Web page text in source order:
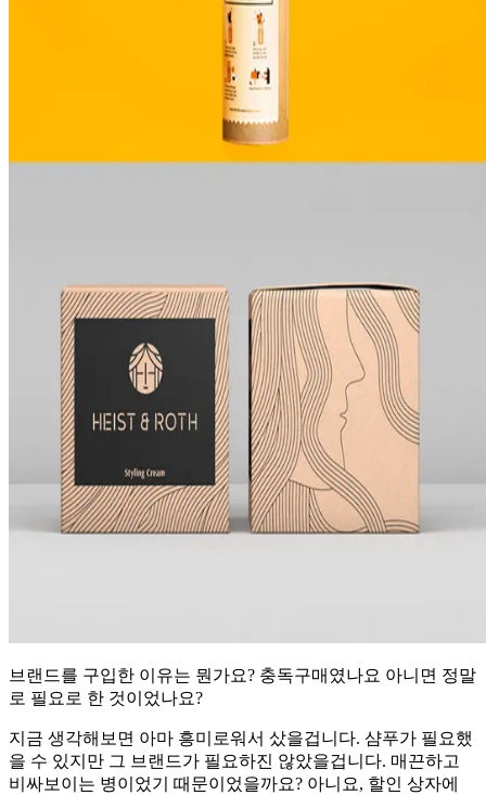
브랜드를 구입한 이유는 뭔가요? 충독구매였나요 아니면 정말
로 필요로 한 것이었나요?
지금 생각해보면 아마 흥미로워서 샀을겁니다. 샴푸가 필요했
을 수 있지만 그 브랜드가 필요하진 않았을겁니다. 매끈하고
비싸보이는 병이었기 때문이었을까요? 아니요, 할인 상자에